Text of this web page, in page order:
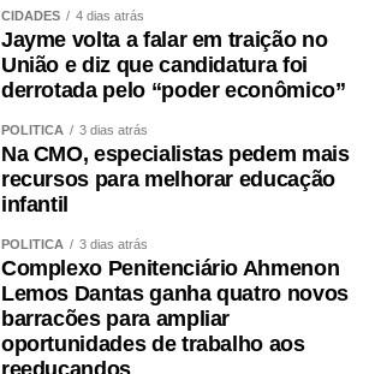
CIDADES 4 dias atrás
Jayme volta a falar em traição no
União e diz que candidatura foi
derrotada pelo “poder econômico”
POLÍTICA 3 dias atrás
Na CMO, especialistas pedem mais
recursos para melhorar educação
infantil
POLÍTICA 3 dias atrás
Complexo Penitenciário Ahmenon
Lemos Dantas ganha quatro novos
barracões para ampliar
oportunidades de trabalho aos
reeducandos